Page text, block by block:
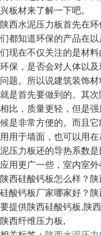
兴板材来了解一下吧。
陕西水泥压力板首先在
们都知道环保的产品在
们现在不仅关注的是材
环保，是否会对人体以
问题。所以说建筑装饰
就是首先要做到的。其
相比，质量更轻，但是
候是非常方便的。而且
用用于墙面，也可以用
泥压力板还的导热系数
应用更广一些，室内室外
陕西硅酸钙板怎么样？
硅酸钙板厂家哪家好？
要提供陕西硅酸钙板,陕
陕西纤维压力板,